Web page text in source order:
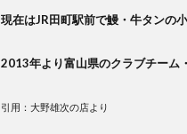
現在はJR田町駅前で鰻・牛タンの
2013年より富山県のクラブチーム
引用：大野雄次の店より